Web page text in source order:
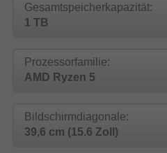
Gesamtspeicherkapazität:
1 TB
Prozessorfamilie:
AMD Ryzen 5
Bildschirmdiagonale:
39,6 cm (15.6 Zoll)